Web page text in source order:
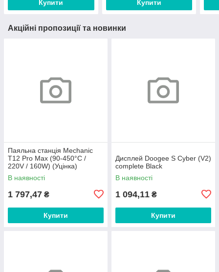
Купити Купити
Акційні пропозиції та новинки
Паяльна станція Mechanic
T12 Pro Max (90-450°С /
220V / 160W) (Уцінка)
В наявності
1 797,47 ₴
Купити
Дисплей Doogee S Cyber (V2)
complete Black
В наявності
1 094,11 ₴
Купити